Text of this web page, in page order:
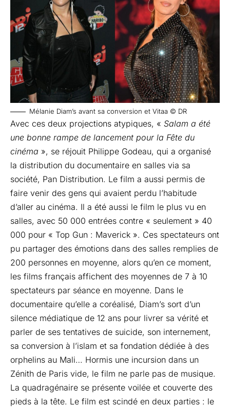
Mélanie Diam’s avant sa conversion et Vitaa © DR
Avec ces deux projections atypiques, « Salam a été
une bonne rampe de lancement pour la Fête du
cinéma », se réjouit Philippe Godeau, qui a organisé
la distribution du documentaire en salles via sa
société, Pan Distribution. Le film a aussi permis de
faire venir des gens qui avaient perdu l’habitude
d’aller au cinéma. Il a été aussi le film le plus vu en
salles, avec 50 000 entrées contre « seulement » 40
000 pour « Top Gun : Maverick ». Ces spectateurs ont
pu partager des émotions dans des salles remplies de
200 personnes en moyenne, alors qu’en ce moment,
les films français affichent des moyennes de 7 à 10
spectateurs par séance en moyenne. Dans le
documentaire qu’elle a coréalisé, Diam’s sort d’un
silence médiatique de 12 ans pour livrer sa vérité et
parler de ses tentatives de suicide, son internement,
sa conversion à l’islam et sa fondation dédiée à des
orphelins au Mali… Hormis une incursion dans un
Zénith de Paris vide, le film ne parle pas de musique.
La quadragénaire se présente voilée et couverte des
pieds à la tête. Le film est scindé en deux parties : le